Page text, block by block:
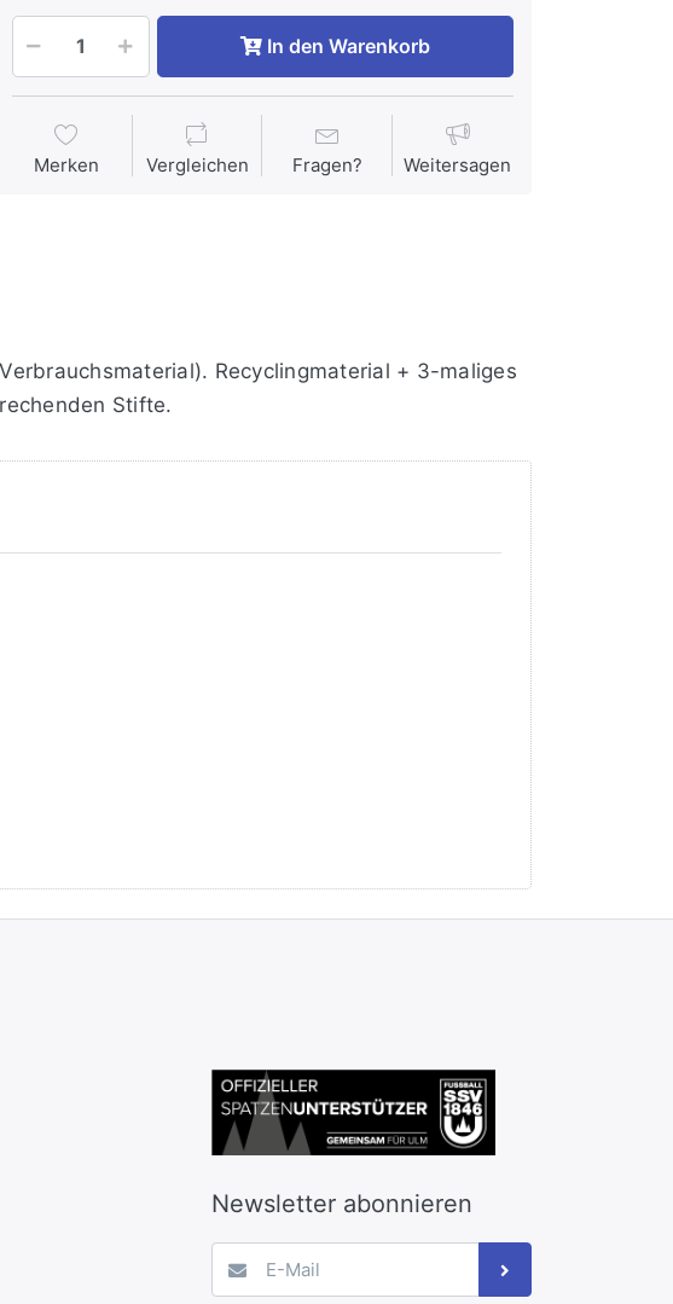
In den Warenkorb
Merken Vergleichen Fragen? Weitersagen
Recyclingmaterial + 3-maliges
Stifte.
Newsletter abonnieren